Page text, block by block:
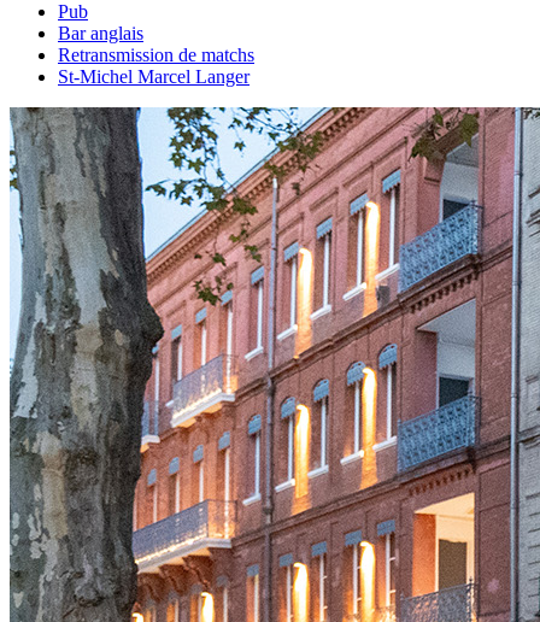
Pub
Bar anglais
Retransmission de matchs
St-Michel Marcel Langer